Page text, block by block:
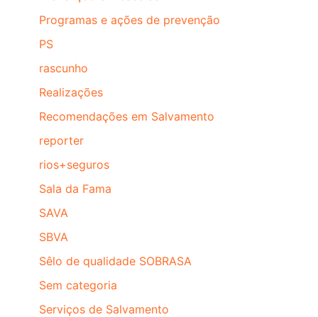
Programas e ações de prevenção
PS
rascunho
Realizações
Recomendações em Salvamento
reporter
rios+seguros
Sala da Fama
SAVA
SBVA
Sêlo de qualidade SOBRASA
Sem categoria
Serviços de Salvamento